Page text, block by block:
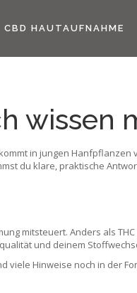
CBD HAUTAUFNAHME
wissen
in jungen Hanfpflanzen
du klare, praktische
mitsteuert. Anders als
und deinem
Hinweise noch in der